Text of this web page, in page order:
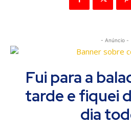
- Anúncio -
Fui para a
tarde e fiquei
dia